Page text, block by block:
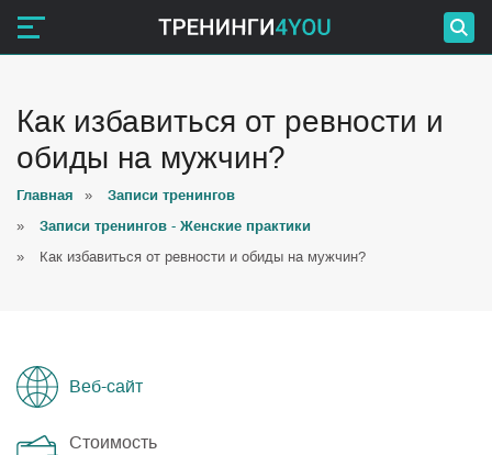
Как избавиться от ревности и
обиды на мужчин?
Главная » Записи тренингов
» Записи тренингов - Женские практики
» Как избавиться от ревности и обиды на мужчин?
Веб-сайт
Стоимость